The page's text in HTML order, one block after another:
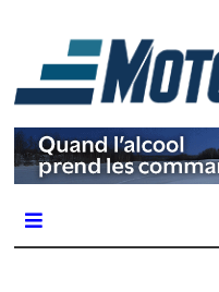
Magazine